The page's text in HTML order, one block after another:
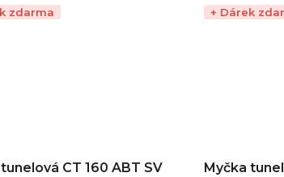
zdarma
CT 160 ABT SV
+ Dárek
Myčka